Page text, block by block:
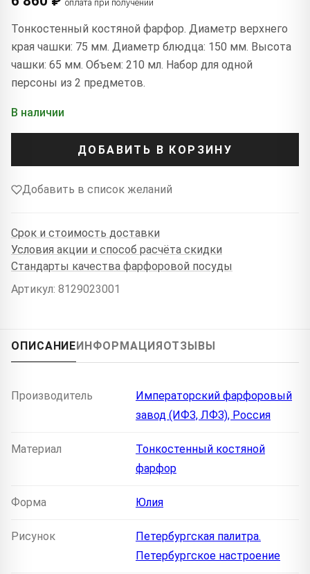
оплата при получении
Тонкостенный костяной фарфор. Диаметр верхнего
края чашки: 75 мм. Диаметр блюдца: 150 мм. Высота
чашки: 65 мм. Объем: 210 мл. Набор для одной
персоны из 2 предметов.
В наличии
ДОБАВИТЬ В КОРЗИНУ
Добавить в список желаний
Срок и стоимость доставки
Условия акции и способ расчёта скидки
Стандарты качества фарфоровой посуды
Артикул: 8129023001
ОПИСАНИЕ ИНФОРМАЦИЯ ОТЗЫВЫ
Производитель
Императорский фарфоровый
завод (ИФЗ, ЛФЗ), Россия
Материал
Тонкостенный костяной
фарфор
Форма Юлия
Рисунок
Петербургская палитра.
Петербургское настроение